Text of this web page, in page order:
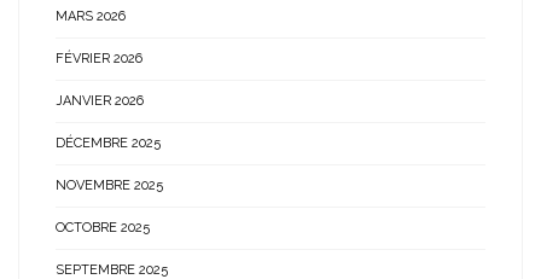
MARS 2026
FÉVRIER 2026
JANVIER 2026
DÉCEMBRE 2025
NOVEMBRE 2025
OCTOBRE 2025
SEPTEMBRE 2025